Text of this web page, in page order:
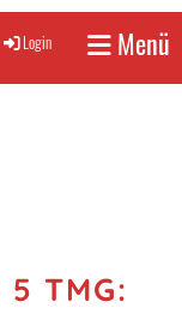
Login Menü
TMG: